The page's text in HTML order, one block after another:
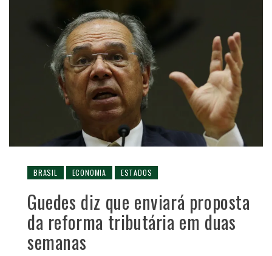
BRASIL ECONOMIA ESTADOS
Guedes diz que enviará proposta
da reforma tributária em duas
semanas